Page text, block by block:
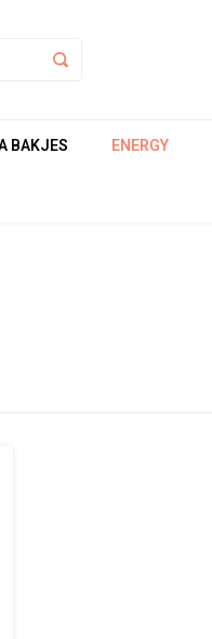
BAKJES ENERGY